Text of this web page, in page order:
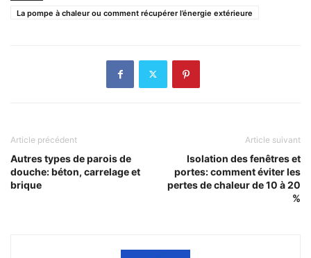
La pompe à chaleur ou comment récupérer l’énergie extérieure
Article précédent
Autres types de parois de
douche: béton, carrelage et
brique
Article suivant
Isolation des fenêtres et
portes: comment éviter les
pertes de chaleur de 10 à 20
%